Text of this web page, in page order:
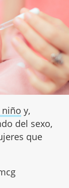
niño y,
del sexo,
que